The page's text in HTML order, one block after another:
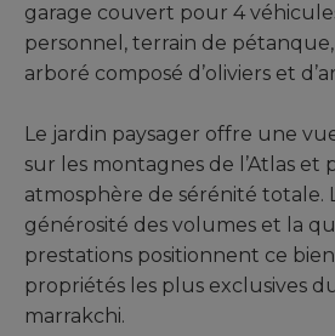
garage couvert pour 4
personnel, terrain de pétanque,
arboré composé d’oliviers et
Le jardin paysager offre une
sur les montagnes de l’Atlas et
atmosphère de sérénité totale.
générosité des volumes et la
prestations positionnent ce
propriétés les plus exclusives
marrakchi.